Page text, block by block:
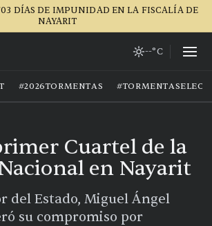
DÍAS DE IMPUNIDAD EN LA FISCALÍA DE
NAYARIT
--°C
#2026TORMENTAS
Cuartel de la
en Nayarit
del Estado, Miguel Ángel
su compromiso por